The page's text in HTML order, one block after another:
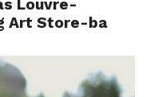
Louvre-
Art Store-ba